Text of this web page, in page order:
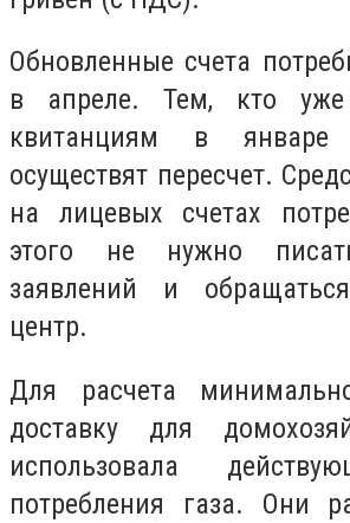
Обновленные счета
в апреле. Тем, кто
квитанциям в
осуществят пересчет.
на лицевых счетах
этого не нужно
заявлений и
центр.
Для расчета
доставку для
использовала
потребления газа. Они